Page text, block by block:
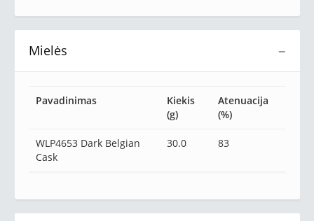
−
Mielės
Pavadinimas
Kiekis
(g)
Atenuacija
(%)
WLP4653 Dark Belgian
Cask
30.0 83